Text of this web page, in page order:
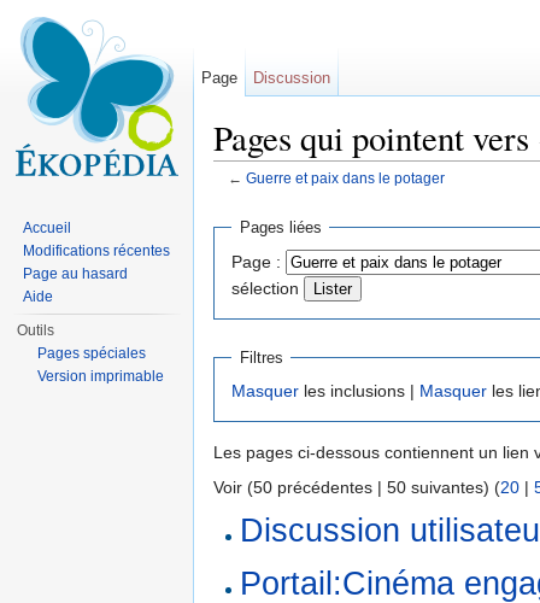
Pages qui pointent
← Guerre et paix dans le potager
Pages liées
Page :
sélection
Filtres
Masquer les inclusions | Masquer les
Les pages ci-dessous contiennent un lien
Voir (50 précédentes | 50 suivantes) (20 |
Discussion
Portail:Cinéma
Page Discussion
Accueil
Modifications récentes
Page au hasard
Aide
Outils
Pages spéciales
Version imprimable